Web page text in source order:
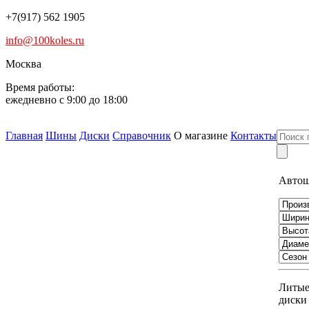
+7(917) 562 1905
info@100koles.ru
Москва
Время работы:
ежедневно с 9:00 до 18:00
Главная Шины Диски Справочник О магазине Контакты
Литые
диски